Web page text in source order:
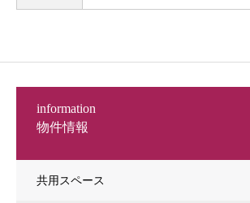
物件情報
information
共用スペース